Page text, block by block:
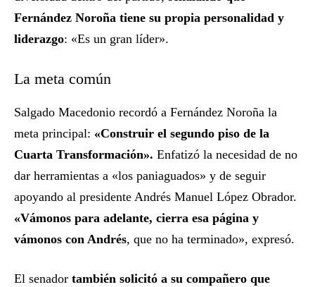
Fernández Noroña tiene su propia personalidad y
liderazgo: «Es un gran líder».
La meta común
Salgado Macedonio recordó a Fernández Noroña la
meta principal: «Construir el segundo piso de la
Cuarta Transformación». Enfatizó la necesidad de no
dar herramientas a «los paniaguados» y de seguir
apoyando al presidente Andrés Manuel López Obrador.
«Vámonos para adelante, cierra esa página y
vámonos con Andrés, que no ha terminado», expresó.
El senador también solicitó a su compañero que